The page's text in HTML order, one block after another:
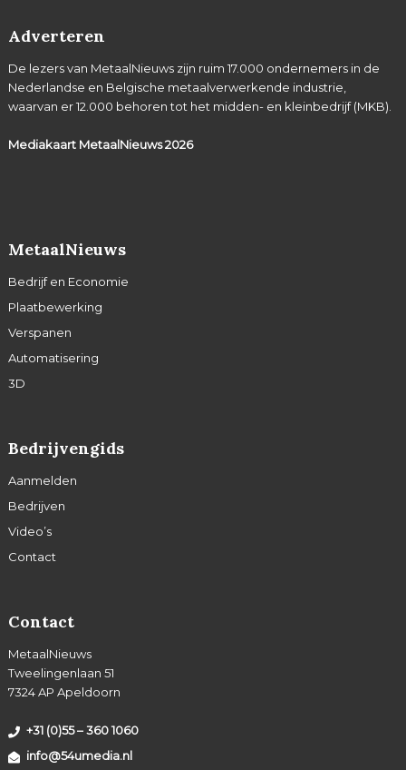
Adverteren
De lezers van MetaalNieuws zijn ruim 17.000 ondernemers in de
Nederlandse en Belgische metaalverwerkende industrie,
waarvan er 12.000 behoren tot het midden- en kleinbedrijf (MKB).
Mediakaart MetaalNieuws2026
MetaalNieuws
Bedrijf en Economie
Plaatbewerking
Verspanen
Automatisering
3D
Bedrijvengids
Aanmelden
Bedrijven
Video’s
Contact
Contact
MetaalNieuws
Tweelingenlaan 51
7324 AP Apeldoorn
+31 (0)55 – 360 1060
info@54umedia.nl